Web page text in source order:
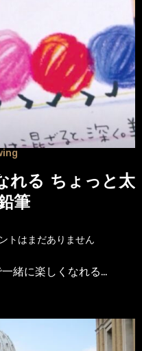
れる ちょっと太
筆
トはまだありません
一緒に楽しくなれる…